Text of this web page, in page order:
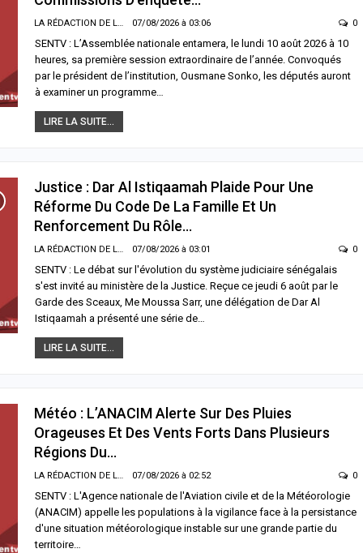
07/08/2026 à 03:06 0
SENTV : L’Assemblée nationale entamera, le lundi 10 août 2026 à 10
heures, sa première session extraordinaire de l’année. Convoqués
par le président de l’institution, Ousmane Sonko, les députés auront
à examiner un programme…
LIRE LA SUITE...
Justice : Dar Al Istiqaamah Plaide Pour Une
Réforme Du Code De La Famille Et Un
Renforcement Du Rôle…
07/08/2026 à 03:01 0
SENTV : Le débat sur l'évolution du système judiciaire sénégalais
s'est invité au ministère de la Justice. Reçue ce jeudi 6 août par le
Garde des Sceaux, Me Moussa Sarr, une délégation de Dar Al
Istiqaamah a présenté une série de…
LIRE LA SUITE...
Météo : L’ANACIM Alerte Sur Des Pluies
Orageuses Et Des Vents Forts Dans Plusieurs
Régions Du…
07/08/2026 à 02:52 0
SENTV : L'Agence nationale de l'Aviation civile et de la Météorologie
(ANACIM) appelle les populations à la vigilance face à la persistance
d'une situation météorologique instable sur une grande partie du
territoire…
: une jeune mère meurt après de
malaises, une accusation
au cœur de
nationale : une session
décisive s’ouvre avec six
d’enquête parlementaires
2026 à 03:06
du Code de la famille et un
du rôle des cadis
2026 à 03:01
À LA UNE
: l’ANACIM alerte sur des pluies
et des vents forts dans
régions du Sénégal
2026 à 02:52
Sénégal–Banque mondiale : 220,7
milliards FCFA pour accélérer les
de développement
ACTUALITÉ À LA UNE
Soudure 2026 : le gouvernement
débloque plus de 7,2 milliards FCFA
pour renforcer l’assistance alimentaire
pastorale
l’abattage clandestin d’un mouton, la
police déjoue une tentative de…
06/08/2026 à 17:57
SANTÉ
Urgence sanitaire : les stocks de sang
s’effondrent, le CNTS lance un SOS aux
donneurs